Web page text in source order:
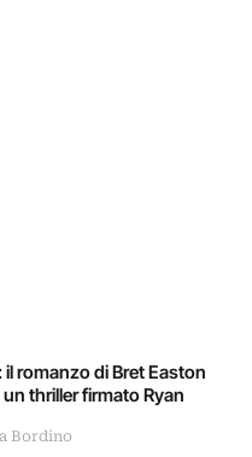
il romanzo di Bret Easton
thriller firmato Ryan
Bordino